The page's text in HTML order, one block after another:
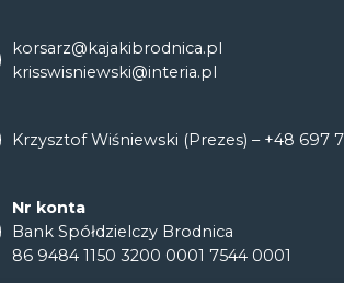
korsarz@kajakibrodnica.pl
krisswisniewski@interia.pl
Krzysztof Wiśniewski (Prezes) – +48 697
Nr konta
Bank Spółdzielczy Brodnica
86 9484 1150 3200 0001 7544 0001